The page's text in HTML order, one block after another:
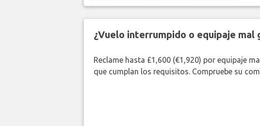
¿Vuelo interrumpido o equipaje mal
Reclame hasta £1,600 (€1,920) por equipaje
que cumplan los requisitos. Compruebe su